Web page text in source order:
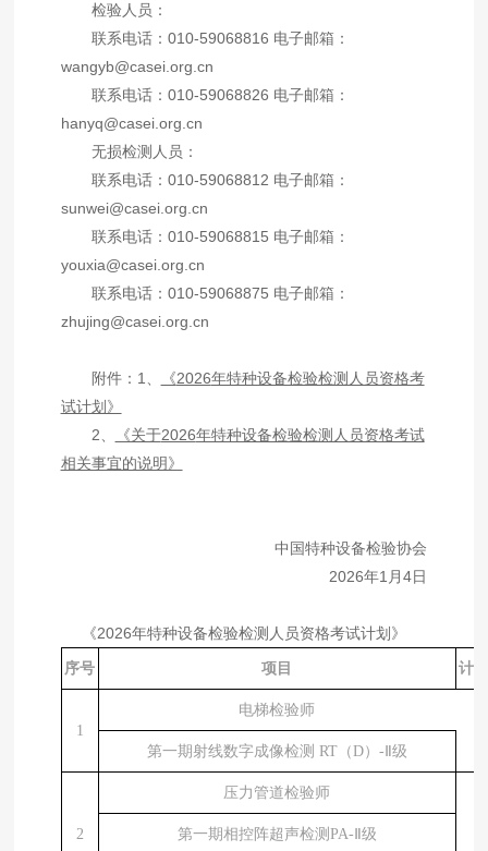
检验人员：
联系电话： 010-59068816 电子邮箱：
wangyb@casei.org.cn
联系电话： 010-59068826 电子邮箱：
hanyq@casei.org.cn
无损检测人员：
联系电话： 010-59068812 电子邮箱：
sunwei@casei.org.cn
联系电话： 010-59068815 电子邮箱：
youxia@casei.org.cn
联系电话： 010-59068875 电子邮箱：
zhujing@casei.org.cn
附件： 1 《2026年特种设备检验检测人员资格考
试计划》
2
《关于2026年特种设备检验检测人员资格考试
相关事宜的说明》
中国特种设备检验协会
2026年1 月4日
《2026年特种设备检验检测人员资格考试计划》
序号 项目 计
1
电梯检验师
第一期射线数字成像检测 RT（D）-Ⅱ级
2
压力管道检验师
第一期相控阵超声检测 PA-Ⅱ级